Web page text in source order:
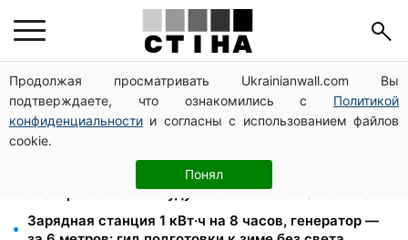
Продолжая просматривать Ukrainianwall.com Вы
подтверждаете, что ознакомились с Политикой
конфиденциальности и согласны с использованием файлов
cookie.
Понял
Жара без отключений: энергосистема справилась,
но зимой прогнозируют до 16 часов без света
Тарифы Киевстар и Vodafone подешевели до 50%:
сколько стоит связь в августе
Тариф 2,64 грн за киловатт с 1 октября: владельцы
электроотопления будут платить на 39% меньше
Зарядная станция 1 кВт·ч на 8 часов, генератор —